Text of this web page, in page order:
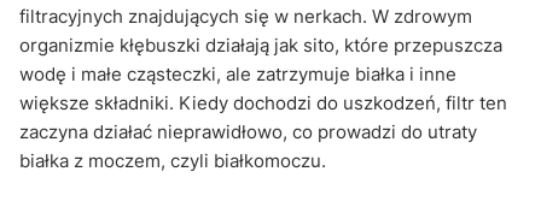
filtracyjnych znajdujących się w nerkach. W zdrowym
organizmie kłębuszki działają jak sito, które przepuszcza
wodę i małe cząsteczki, ale zatrzymuje białka i inne
większe składniki. Kiedy dochodzi do uszkodzeń, filtr ten
zaczyna działać nieprawidłowo, co prowadzi do utraty
białka z moczem, czyli białkomoczu.